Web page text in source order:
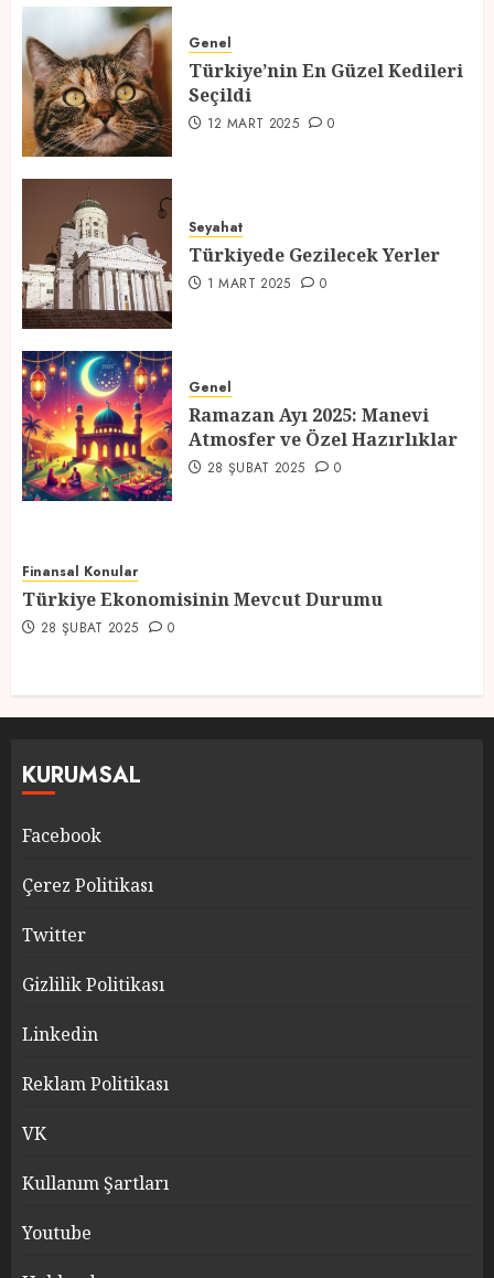
3
Seçildi
12 MART 2025 0
4
1 MART 2025
5
Atmosfer ve Özel Hazırlıklar
28 ŞUBAT 2025 0
Genel
Türkiye’nin En Güzel Kedileri
Seçildi
12 MART 2025 0
Seyahat
Türkiyede Gezilecek Yerler
1 MART 2025 0
Genel
Ramazan Ayı 2025: Manevi
Atmosfer ve Özel Hazırlıklar
28 ŞUBAT 2025 0
Finansal Konular
Türkiye Ekonomisinin Mevcut Durumu
28 ŞUBAT 2025 0
KURUMSAL
Facebook
Çerez Politikası
Twitter
Gizlilik Politikası
Linkedin
Reklam Politikası
VK
Kullanım Şartları
Youtube